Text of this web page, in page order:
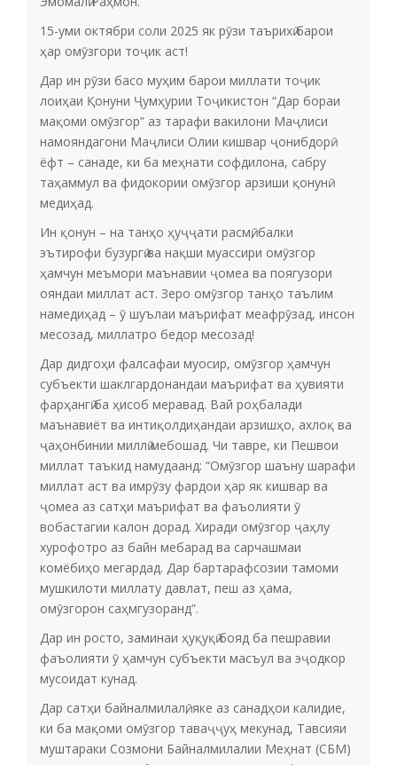
15-уми октябри соли 2025 як рӯзи таърихӣ барои
ҳар омӯзгори тоҷик аст!
Дар ин рӯзи басо муҳим барои миллати тоҷик
лоиҳаи Қонуни Ҷумҳурии Тоҷикистон “Дар бораи
мақоми омӯзгор” аз тарафи вакилони Маҷлиси
намояндагони Маҷлиси Олии кишвар ҷонибдорӣ
ёфт – санаде, ки ба меҳнати софдилона, сабру
таҳаммул ва фидокории омӯзгор арзиши қонунӣ
медиҳад.
Ин қонун – на танҳо ҳуҷҷати расмӣ, балки
эътирофи бузургӣ ва нақши муассири омӯзгор
ҳамчун меъмори маънавии ҷомеа ва поягузори
ояндаи миллат аст. Зеро омӯзгор танҳо таълим
намедиҳад – ӯ шуълаи маърифат меафрӯзад, инсон
месозад, миллатро бедор месозад!
Дар дидгоҳи фалсафаи муосир, омӯзгор ҳамчун
субъекти шаклгардонандаи маърифат ва ҳувияти
фарҳангӣ ба ҳисоб меравад. Вай роҳбалади
маънавиёт ва интиқолдиҳандаи арзишҳо, ахлоқ ва
ҷаҳонбинии миллӣ мебошад. Чи тавре, ки Пешвои
миллат таъкид намудаанд: “Омӯзгор шаъну шарафи
миллат аст ва имрӯзу фардои ҳар як кишвар ва
ҷомеа аз сатҳи маърифат ва фаъолияти ӯ
вобастагии калон дорад. Хиради омӯзгор ҷаҳлу
хурофотро аз байн мебарад ва сарчашмаи
комёбиҳо мегардад. Дар бартарафсозии тамоми
мушкилоти миллату давлат, пеш аз ҳама,
омӯзгорон саҳмгузоранд”.
Дар ин росто, заминаи ҳуқуқӣ бояд ба пешравии
фаъолияти ӯ ҳамчун субъекти масъул ва эҷодкор
мусоидат кунад.
Дар сатҳи байналмилалӣ, яке аз санадҳои калидие,
ки ба мақоми омӯзгор таваҷҷуҳ мекунад, Тавсияи
муштараки Созмони Байналмилалии Меҳнат (СБМ)